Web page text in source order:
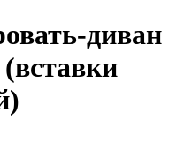
диван